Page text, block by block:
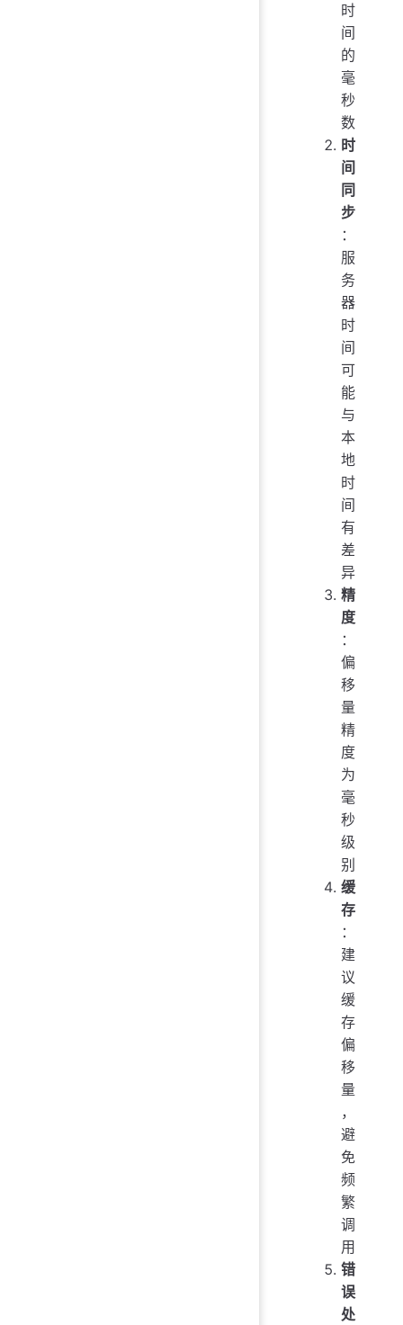
时
间
的
毫
秒
数
时
间
同
步
：
服
务
器
时
间
可
能
与
本
地
时
间
有
差
异
精
度
：
偏
移
量
精
度
为
毫
秒
级
别
缓
存
：
建
议
缓
存
偏
移
量
，
避
免
频
繁
调
用
错
误
处